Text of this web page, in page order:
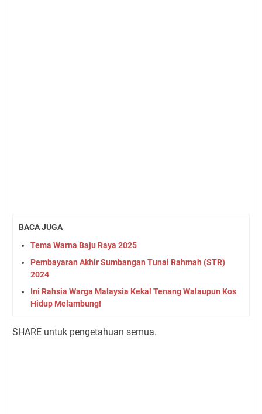
BACA JUGA
Tema Warna Baju Raya 2025
Pembayaran Akhir Sumbangan Tunai Rahmah (STR)
2024
Ini Rahsia Warga Malaysia Kekal Tenang Walaupun Kos
Hidup Melambung!
SHARE untuk pengetahuan semua.